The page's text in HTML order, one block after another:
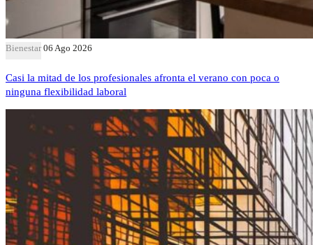
Bienestar 06 Ago 2026
Casi la mitad de los profesionales afronta el verano con poca o
ninguna flexibilidad laboral